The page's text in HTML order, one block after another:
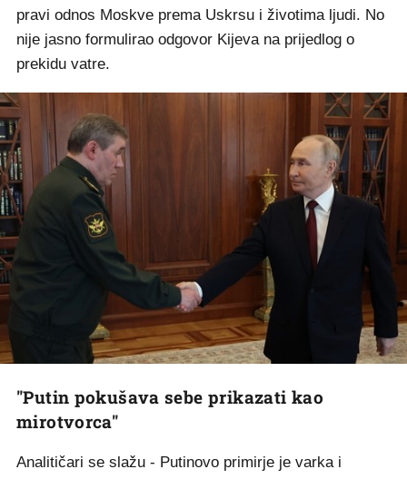
pravi odnos Moskve prema Uskrsu i životima ljudi. No
nije jasno formulirao odgovor Kijeva na prijedlog o
prekidu vatre.
"Putin pokušava sebe prikazati kao
mirotvorca"
Analitičari se slažu - Putinovo primirje je varka i